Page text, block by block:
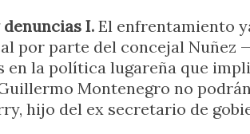
I. El enfrentamiento
por parte del concejal Nuñez
en la política lugareña que
Montenegro no
hijo del ex secretario de